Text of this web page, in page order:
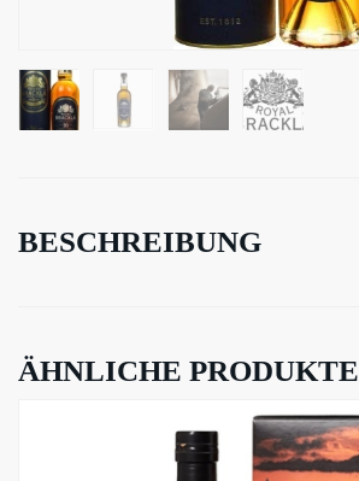
BESCHREIBUNG
ÄHNLICHE PRODUKTE